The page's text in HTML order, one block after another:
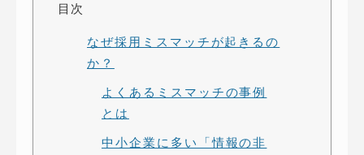
月〜金曜10:00 〜 19:00 ( 土日祝定休 )
目次
なぜ採用ミスマッチが起きるの
か？
よくあるミスマッチの事例
とは
中小企業に多い「情報の非